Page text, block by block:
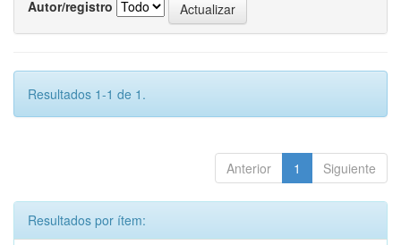
Autor/registro
Resultados 1-1 de 1.
Anterior 1 Siguiente
Resultados por ítem: